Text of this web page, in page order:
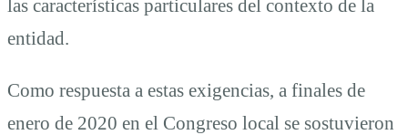
las características particulares del contexto de la
entidad.
Como respuesta a estas exigencias, a finales de
enero de 2020 en el Congreso local se sostuvieron